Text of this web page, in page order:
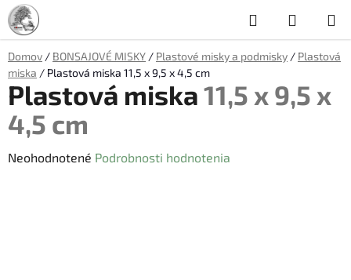
Prejsť
na
obsah
Hľadať
KOŠÍK
Domov / BONSAJOVÉ MISKY / Plastové misky a podmisky / Plastová
miska / Plastová miska 11,5 x 9,5 x 4,5 cm
Plastová miska11,5 x 9,5 x
4,5 cm
Priemerné
Neohodnotené Podrobnosti hodnotenia